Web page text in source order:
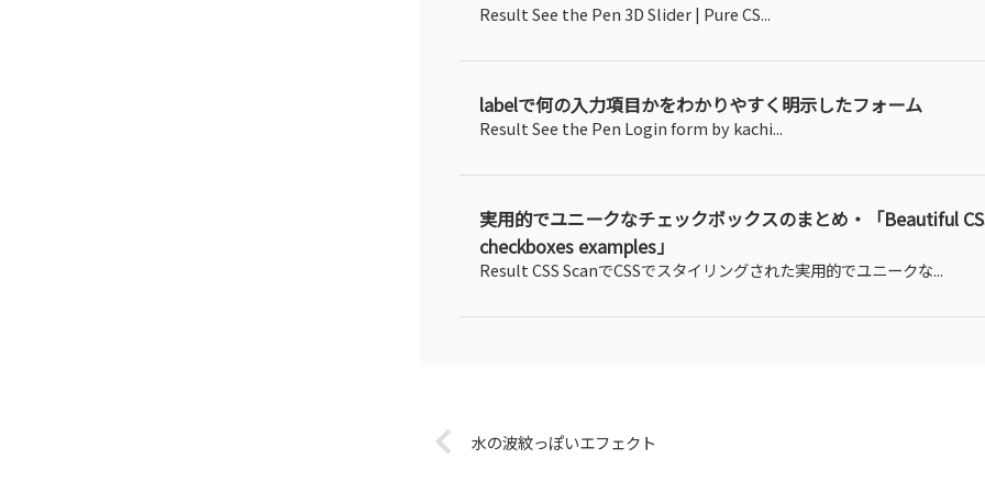
Result See the Pen 3D Slider | Pure CS...
labelで何の入力項目かをわかりやすく明示したフォーム
Result See the Pen Login form by kachi...
実用的でユニークなチェックボックスのまとめ・「Beautiful
checkboxes examples」
Result CSS ScanでCSSでスタイリングされた実用的でユニークな...
水の波紋っぽいエフェクト